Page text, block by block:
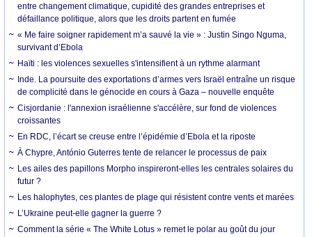
entre changement climatique, cupidité des grandes entreprises et
défaillance politique, alors que les droits partent en fumée
« Me faire soigner rapidement m’a sauvé la vie » : Justin Singo Nguma,
survivant d’Ebola
Haïti : les violences sexuelles s'intensifient à un rythme alarmant
Inde. La poursuite des exportations d’armes vers Israël entraîne un risque
de complicité dans le génocide en cours à Gaza – nouvelle enquête
Cisjordanie : l'annexion israélienne s'accélère, sur fond de violences
croissantes
En RDC, l’écart se creuse entre l’épidémie d’Ebola et la riposte
À Chypre, António Guterres tente de relancer le processus de paix
Les ailes des papillons Morpho inspireront-elles les centrales solaires du
futur ?
Les halophytes, ces plantes de plage qui résistent contre vents et marées
L’Ukraine peut-elle gagner la guerre ?
Comment la série « The White Lotus » remet le polar au goût du jour